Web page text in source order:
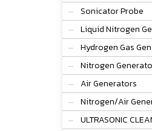
Sonicator Probe
Liquid Nitrogen
Hydrogen Gas
Nitrogen
Air Generators
Nitrogen/Air
ULTRASONIC